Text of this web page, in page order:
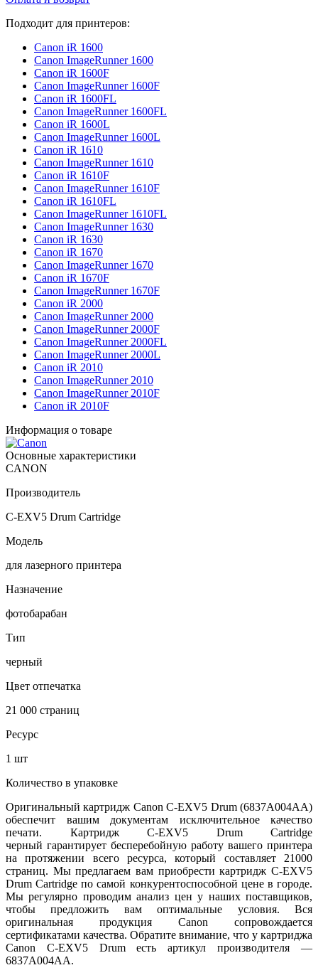
Подходит для принтеров:
Canon iR 1600
Canon ImageRunner 1600
Canon iR 1600F
Canon ImageRunner 1600F
Canon iR 1600FL
Canon ImageRunner 1600FL
Canon iR 1600L
Canon ImageRunner 1600L
Canon iR 1610
Canon ImageRunner 1610
Canon iR 1610F
Canon ImageRunner 1610F
Canon iR 1610FL
Canon ImageRunner 1610FL
Canon ImageRunner 1630
Canon iR 1630
Canon iR 1670
Canon ImageRunner 1670
Canon iR 1670F
Canon ImageRunner 1670F
Canon iR 2000
Canon ImageRunner 2000
Canon ImageRunner 2000F
Canon ImageRunner 2000FL
Canon ImageRunner 2000L
Canon iR 2010
Canon ImageRunner 2010
Canon ImageRunner 2010F
Canon iR 2010F
Информация о товаре
Основные характеристики
CANON
Производитель
C-EXV5 Drum Cartridge
Модель
для лазерного принтера
Назначение
фотобарабан
Тип
черный
Цвет отпечатка
21 000 страниц
Ресурс
1 шт
Количество в упаковке
Оригинальный картридж Canon C-EXV5 Drum (6837A004AA)
обеспечит вашим документам исключительное качество
печати. Картридж C-EXV5 Drum Cartridge
черный гарантирует бесперебойную работу вашего принтера
на протяжении всего ресурса, который составляет 21000
страниц. Мы предлагаем вам приобрести картридж C-EXV5
Drum Cartridge по самой конкурентоспособной цене в городе.
Мы регулярно проводим анализ цен у наших поставщиков,
чтобы предложить вам оптимальные условия. Вся
оригинальная продукция Canon сопровождается
сертификатами качества. Обратите внимание, что у картриджа
Canon C-EXV5 Drum есть артикул производителя —
6837A004AA.